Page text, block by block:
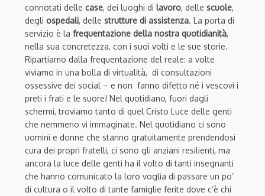
connotati delle case, dei luoghi di lavoro, delle scuole,
degli ospedali, delle strutture di assistenza. La porta di
servizio è la frequentazione della nostra quotidianità,
nella sua concretezza, con i suoi volti e le sue storie.
Ripartiamo dalla frequentazione del reale: a volte
viviamo in una bolla di virtualità, di consultazioni
ossessive dei social – e non fanno difetto né i vescovi i
preti i frati e le suore! Nel quotidiano, fuori dagli
schermi, troviamo tanto di quel Cristo Luce delle genti
che nemmeno vi immaginate. Nel quotidiano ci sono
uomini e donne che stanno gratuitamente prendendosi
cura dei propri fratelli, ci sono gli anziani resilienti, ma
ancora la luce delle genti ha il volto di tanti insegnanti
che hanno comunicato la loro voglia di passare un po’
di cultura o il volto di tante famiglie ferite dove c’è chi